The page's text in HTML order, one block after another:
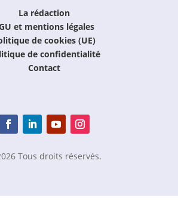
La rédaction
et mentions légales
de cookies (UE)
de confidentialité
Contact
Tous droits réservés.